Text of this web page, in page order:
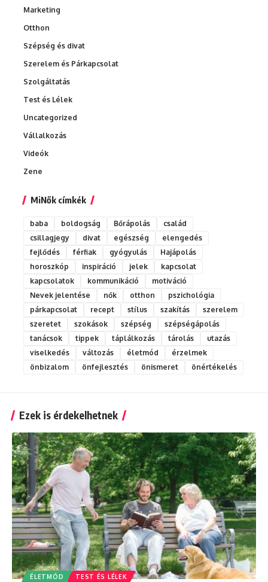
Marketing
Otthon
Szépség és divat
Szerelem és Párkapcsolat
Szolgáltatás
Test és Lélek
Uncategorized
Vállalkozás
Videók
Zene
MiNők címkék
baba boldogság Bőrápolás
család
csillagjegy
divat egészség
elengedés
fejlődés
férfiak gyógyulás
Hajápolás
horoszkóp
inspiráció jelek
kapcsolat
kapcsolatok
kommunikáció
motiváció
Nevek jelentése
nők otthon
pszichológia
párkapcsolat
recept stílus szakítás
szerelem
szeretet
szokások szépség
szépségápolás
tanácsok
tippek táplálkozás tárolás
utazás
viselkedés
változás életmód
érzelmek
önbizalom
önfejlesztés önismeret önértékelés
Ezek is érdekelhetnek
ÉLETMÓD TEST ÉS LÉLEK